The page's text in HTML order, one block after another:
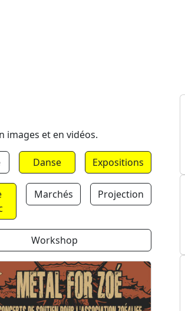
images et en vidéos.
Danse Expositions
Marchés Projection
Workshop